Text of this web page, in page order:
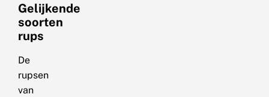
Gelijkende
soorten
rups
De
rupsen
van